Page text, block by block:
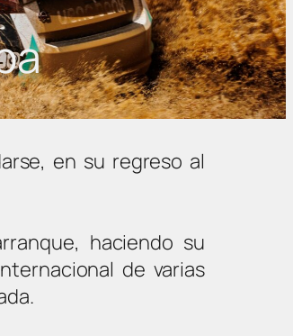
en su regreso al
haciendo su
de varias